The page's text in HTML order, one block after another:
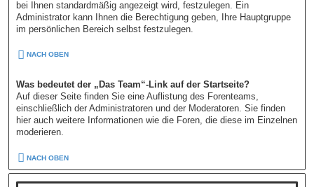
bei Ihnen standardmäßig angezeigt wird, festzulegen. Ein
Administrator kann Ihnen die Berechtigung geben, Ihre Hauptgruppe
im persönlichen Bereich selbst festzulegen.
NACH OBEN
Was bedeutet der „Das Team“-Link auf der Startseite?
Auf dieser Seite finden Sie eine Auflistung des Forenteams,
einschließlich der Administratoren und der Moderatoren. Sie finden
hier auch weitere Informationen wie die Foren, die diese im Einzelnen
moderieren.
NACH OBEN